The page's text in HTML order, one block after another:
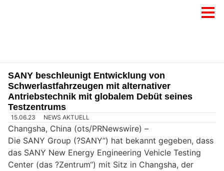
SANY beschleunigt Entwicklung von
Schwerlastfahrzeugen mit alternativer
Antriebstechnik mit globalem Debüt seines
Testzentrums
15.06.23 NEWS AKTUELL
Changsha, China (ots/PRNewswire) –
Die SANY Group (?SANY“) hat bekannt gegeben, dass
das SANY New Energy Engineering Vehicle Testing
Center (das ?Zentrum“) mit Sitz in Changsha, der